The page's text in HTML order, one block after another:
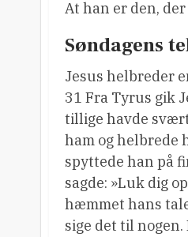
At han er den,
Søndagens
Jesus helbreder
31 Fra Tyrus gik
tillige havde
ham og helbrede
spyttede han på
sagde: »Luk dig
hæmmet hans
sige det til